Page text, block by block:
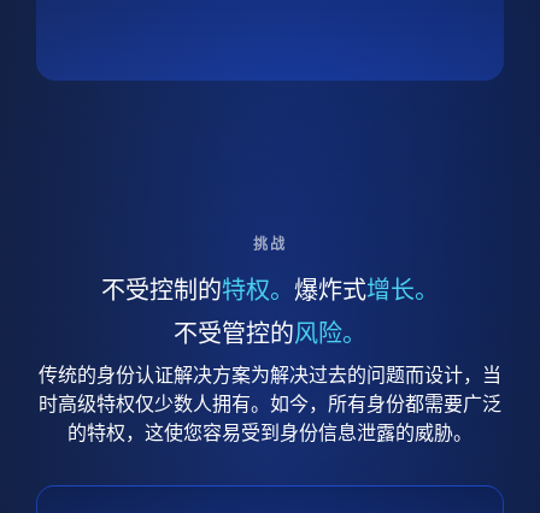
挑战
不受控制的特权。 爆炸式增长。
不受管控的风险。
传统的身份认证解决方案为解决过去的问题而设计，当
时高级特权仅少数人拥有。如今，所有身份都需要广泛
的特权，这使您容易受到身份信息泄露的威胁。